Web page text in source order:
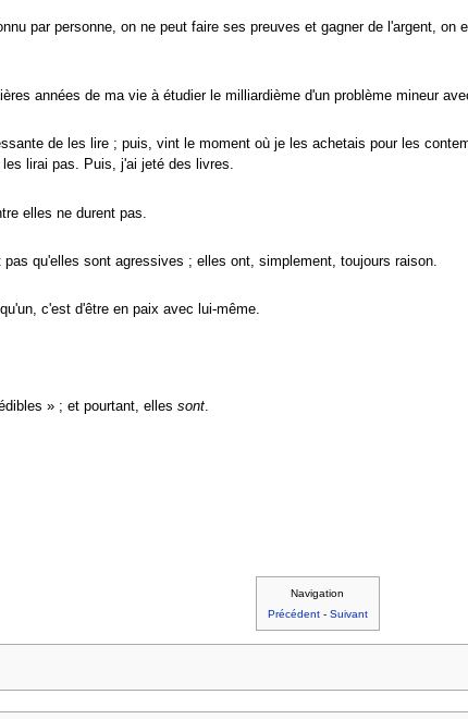
par personne, on ne peut faire ses preuves et gagner de l'argent,
années de ma vie à étudier le milliardième d'un problème mineur
de les lire ; puis, vint le moment où je les achetais pour les
lirai pas. Puis, j'ai jeté des livres.
elles ne durent pas.
qu'elles sont agressives ; elles ont, simplement, toujours raison.
c'est d'être en paix avec lui-même.
» ; et pourtant, elles sont.
Navigation
Précédent- Suivant